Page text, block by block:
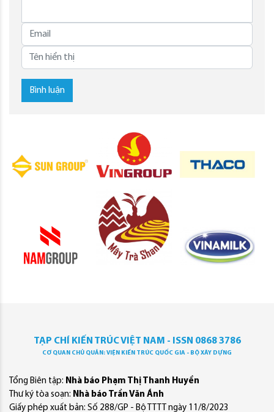
Bình luận
TẠP CHÍ KIẾN TRÚC VIỆT NAM - ISSN 0868 3786
CƠ QUAN CHỦ QUẢN: VIỆN KIẾN TRÚC QUỐC GIA - BỘ XÂY DỰNG
Tổng Biên tập: Nhà báo Phạm Thị Thanh Huyền
Thư ký tòa soạn: Nhà báo Trần Văn Ánh
Giấy phép xuất bản: Số 288/GP - Bộ TTTT ngày 11/8/2023